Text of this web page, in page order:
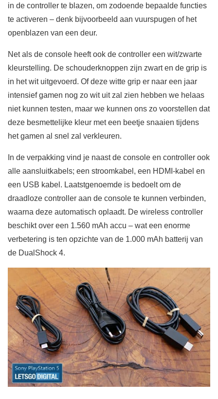
in de controller te blazen, om zodoende bepaalde functies
te activeren – denk bijvoorbeeld aan vuurspugen of het
openblazen van een deur.
Net als de console heeft ook de controller een wit/zwarte
kleurstelling. De schouderknoppen zijn zwart en de grip is
in het wit uitgevoerd. Of deze witte grip er naar een jaar
intensief gamen nog zo wit uit zal zien hebben we helaas
niet kunnen testen, maar we kunnen ons zo voorstellen dat
deze besmettelijke kleur met een beetje snaaien tijdens
het gamen al snel zal verkleuren.
In de verpakking vind je naast de console en controller ook
alle aansluitkabels; een stroomkabel, een HDMI-kabel en
een USB kabel. Laatstgenoemde is bedoelt om de
draadloze controller aan de console te kunnen verbinden,
waarna deze automatisch oplaadt. De wireless controller
beschikt over een 1.560 mAh accu – wat een enorme
verbetering is ten opzichte van de 1.000 mAh batterij van
de DualShock 4.